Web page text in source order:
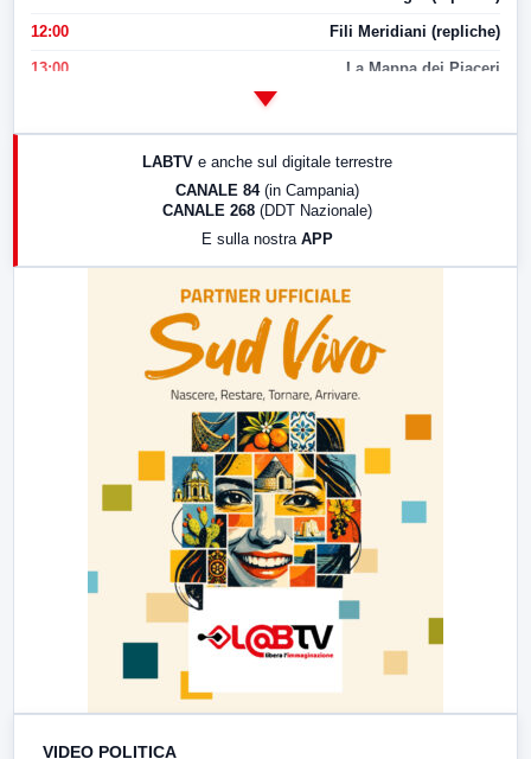
12:00 Fili Meridiani (repliche)
13:00 La Mappa dei Piaceri
LABTV e anche sul digitale terrestre
CANALE 84 (in Campania)
CANALE 268 (DDT Nazionale)
E sulla nostra APP
VIDEO POLITICA